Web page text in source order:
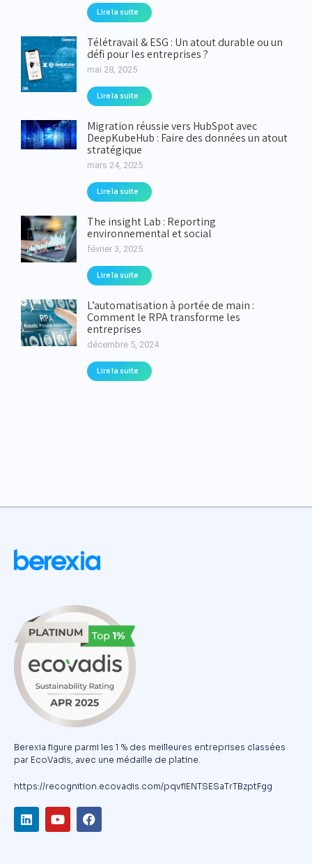
Lire la suite
Télétravail & ESG : Un atout durable ou un
défi pour les entreprises ?
mai 28, 2025
Lire la suite
Migration réussie vers HubSpot avec
DeepKubeHub : Faire des données un atout
stratégique
mars 24, 2025
Lire la suite
The insight Lab : Reporting
environnemental et social
février 3, 2025
Lire la suite
L’automatisation à portée de main :
Comment le RPA transforme les
entreprises
décembre 5, 2024
Lire la suite
Berexia figure parmi les 1 % des meilleures entreprises classées
par EcoVadis, avec une médaille de platine.
https://recognition.ecovadis.com/pqvfIENTSESaTrTBzptFgg